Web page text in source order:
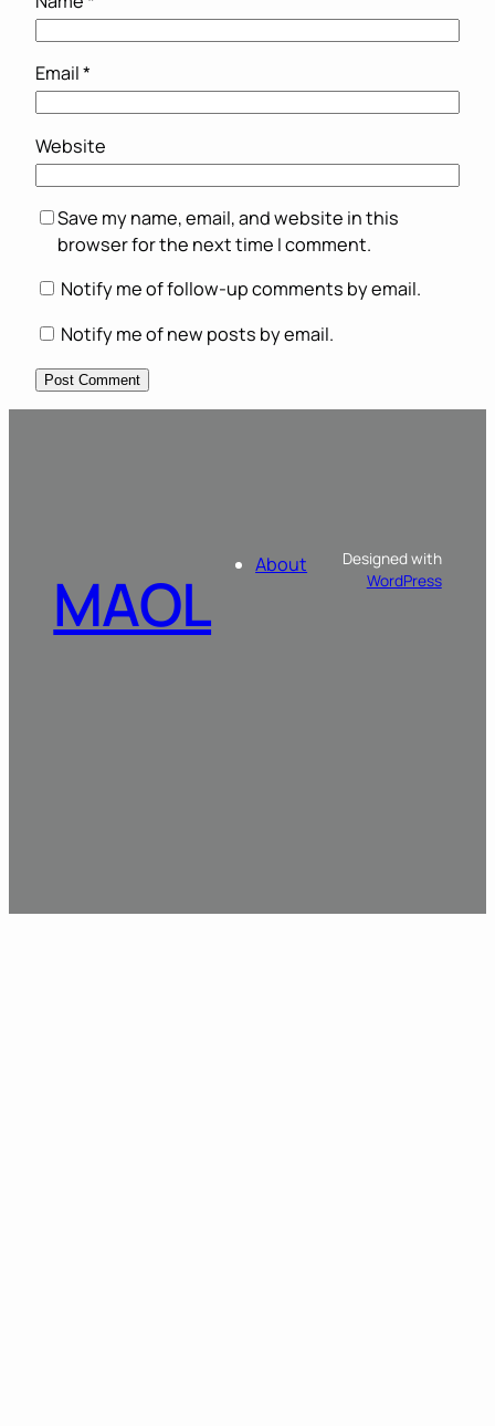
Email*
Website
Save my name, email, and website in this
browser for the next time I comment.
Notify me of follow-up comments by email.
Notify me of new posts by email.
MAOL About
Designed with
WordPress